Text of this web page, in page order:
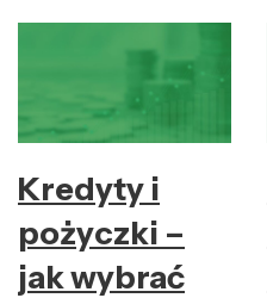
Kredyty i
pożyczki –
jak wybrać